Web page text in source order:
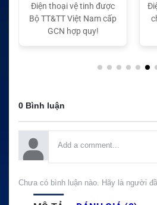
Điện thoại vệ tinh được
Bộ TT&TT Việt Nam cấp
GCN hợp quy!
0 Bình luận
Chưa có bình luận nào. Hãy là người